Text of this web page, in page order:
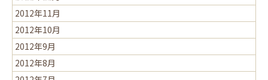
2012年11月
2012年10月
2012年9月
2012年8月